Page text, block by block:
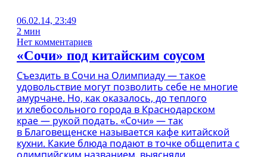
06.02.14, 23:49
2 мин
Нет комментариев
«Сочи» под китайским соусом
Съездить в Сочи на Олимпиаду — такое
удовольствие могут позволить себе не многие
амурчане. Но, как оказалось, до теплого
и хлебосольного города в Краснодарском
крае — рукой подать. «Сочи» — так
в Благовещенске называется кафе китайской
кухни. Какие блюда подают в точке общепита с